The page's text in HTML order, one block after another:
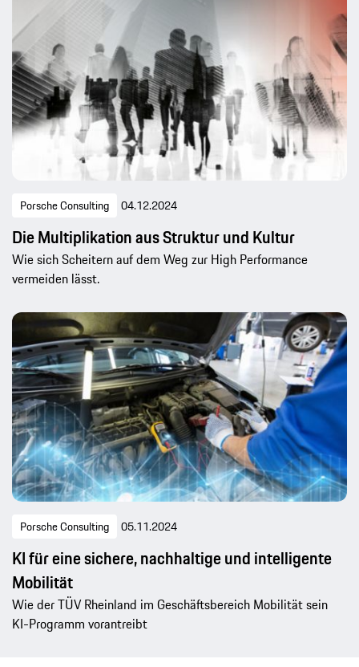
Porsche Consulting 04.12.2024
Die Multiplikation aus Struktur und Kultur
Wie sich Scheitern auf dem Weg zur High Performance
vermeiden lässt.
Porsche Consulting 05.11.2024
KI für eine sichere, nachhaltige und intelligente
Mobilität
Wie der TÜV Rheinland im Geschäftsbereich Mobilität sein
KI-Programm vorantreibt